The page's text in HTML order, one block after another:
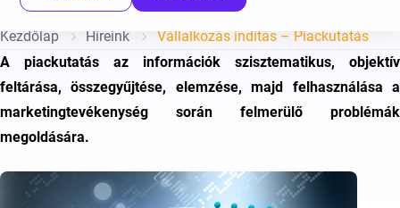
Közzétéve:
2016. január 5.
Kezdőlap
Híreink
Vállalkozás indítás – Piackutatás
A piackutatás az információk szisztematikus, objektív
feltárása, összegyűjtése, elemzése, majd felhasználása a
marketingtevékenység során felmerülő problémák
megoldására.